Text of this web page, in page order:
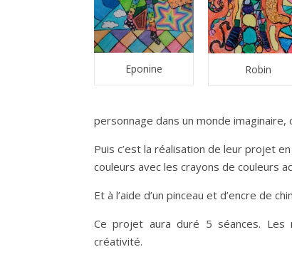
Eponine Robin
personnage dans un monde
Puis c’est la réalisation de leur projet
couleurs avec les crayons de couleurs
Et à l’aide d’un pinceau et d’encre de
Ce projet aura duré 5 séances.
créativité.